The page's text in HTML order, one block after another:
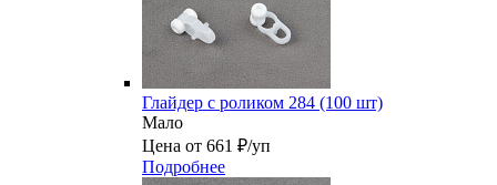
Глайдер с роликом 284 (100 шт)
Мало
Цена от 661 ₽/уп
Подробнее